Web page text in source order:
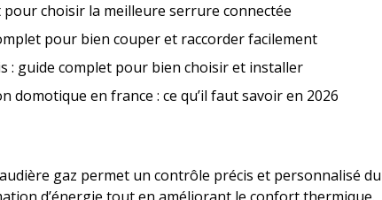
pour choisir la meilleure serrure connectée
pour bien couper et raccorder facilement
: guide complet pour bien choisir et installer
domotique en france : ce qu’il faut savoir en 2026
gaz permet un contrôle précis et personnalisé du